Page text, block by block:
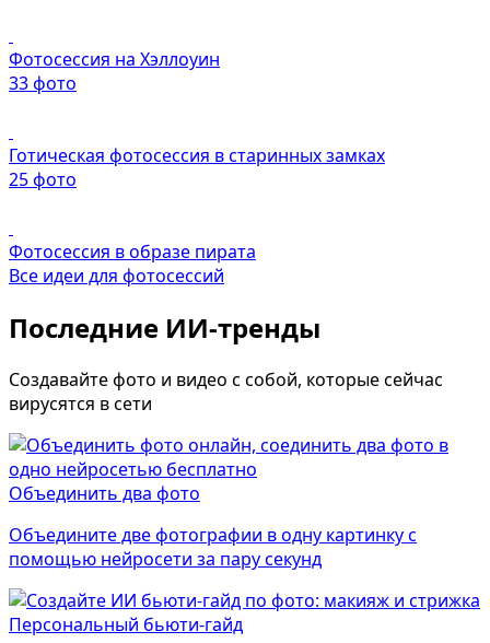
Фотосессия на Хэллоуин
33 фото
Готическая фотосессия в старинных замках
25 фото
Фотосессия в образе пирата
Все идеи для фотосессий
Последние ИИ-тренды
Создавайте фото и видео с собой, которые сейчас
вирусятся в сети
Объединить два фото
Объедините две фотографии в одну картинку с
помощью нейросети за пару секунд
Персональный бьюти-гайд